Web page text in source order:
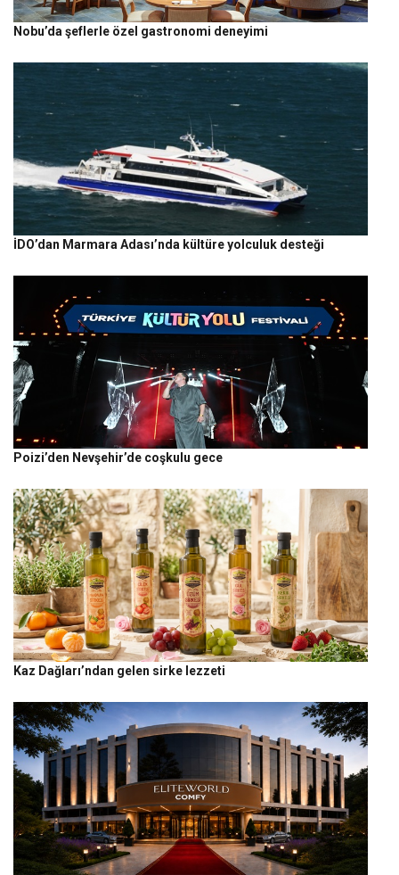
Nobu’da şeflerle özel gastronomi deneyimi
İDO’dan Marmara Adası’nda kültüre yolculuk desteği
Poizi’den Nevşehir’de coşkulu gece
Kaz Dağları’ndan gelen sirke lezzeti